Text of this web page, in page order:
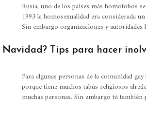
Rusia, uno de los países más homofobos
1993 la homosexualidad era considerada
Sin embargo organizaciones y autoridades
Navidad? Tips para hacer
Para algunas personas de la comunidad
porque tiene muchos tabús religiosos
muchas personas. Sin embargo tú